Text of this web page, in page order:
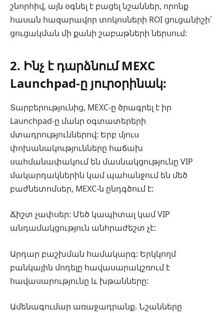
շնորհիվ, այն օգնել է բացել նշաններ, որոնք
հասան հազարավոր տոկոսների ROI ցուցանիշի՝
ցուցակման մի քանի շաբաթների ներսում:
2. Ինչ է դարձնում MEXC
Launchpad-ը յուրօրինակ:
Տարբերությունից, MEXC-ը ծրագրել է իր
Launchpad-ը մանր օգտատերերի
մտադրություններով: Երբ մյուս
փոխանակությունները հաճախ
սահմանափակում են մասնակցությունը VIP
մակարդակներին կամ պահանջում են մեծ
բաժնետոմսեր, MEXC-ն ընդգծում է:
Ճիշտ չափսեր: Մեծ կապիտալ կամ VIP
անդամակցություն անհրաժեշտ չէ:
Արդար բաշխման համակարգ: Երկկողմ
բանկային մոդելը հավասարակշռում է
հավասարությունը և խթանները:
Ամենագումար առաջադրանք. Նշանները